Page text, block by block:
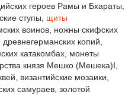
героев Рамы и Бхараты,
ступы, щиты
воинов, ножны скифских
копий,
катакомбах, монеты
князя Мешко (Мешека)I,
византийские мозаики,
самураев, золотой